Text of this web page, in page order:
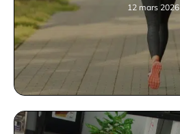
12 mars 2026